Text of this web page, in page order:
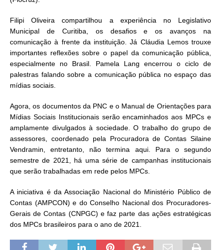
Filipi Oliveira compartilhou a experiência no Legislativo
Municipal de Curitiba, os desafios e os avanços na
comunicação à frente da instituição. Já Cláudia Lemos trouxe
importantes reflexões sobre o papel da comunicação pública,
especialmente no Brasil. Pamela Lang encerrou o ciclo de
palestras falando sobre a comunicação pública no espaço das
mídias sociais.
Agora, os documentos da PNC e o Manual de Orientações para
Mídias Sociais Institucionais serão encaminhados aos MPCs e
amplamente divulgados à sociedade. O trabalho do grupo de
assessores, coordenado pela Procuradora de Contas Silaine
Vendramin, entretanto, não termina aqui. Para o segundo
semestre de 2021, há uma série de campanhas institucionais
que serão trabalhadas em rede pelos MPCs.
A iniciativa é da Associação Nacional do Ministério Público de
Contas (AMPCON) e do Conselho Nacional dos Procuradores-
Gerais de Contas (CNPGC) e faz parte das ações estratégicas
dos MPCs brasileiros para o ano de 2021.